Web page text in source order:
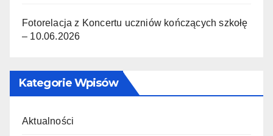
Fotorelacja z Koncertu uczniów kończących szkołę
– 10.06.2026
Kategorie Wpisów
Aktualności